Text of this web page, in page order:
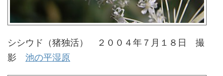
シシウド（猪独活） ２００４年７月１８日 撮
影 池の平湿原